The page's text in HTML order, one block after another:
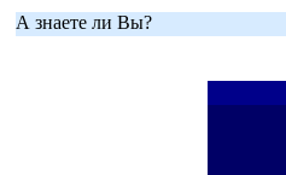
А знаете ли Вы?